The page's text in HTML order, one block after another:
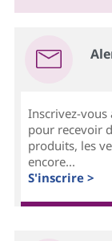
Inscrivez-
pour recevoir
produits, les
encore...
S'inscrire >